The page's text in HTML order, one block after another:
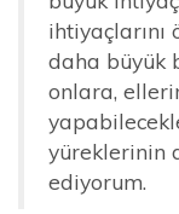
ihtiyaçlarını
daha büyük
onlara,
yüreklerinin
ediyorum.